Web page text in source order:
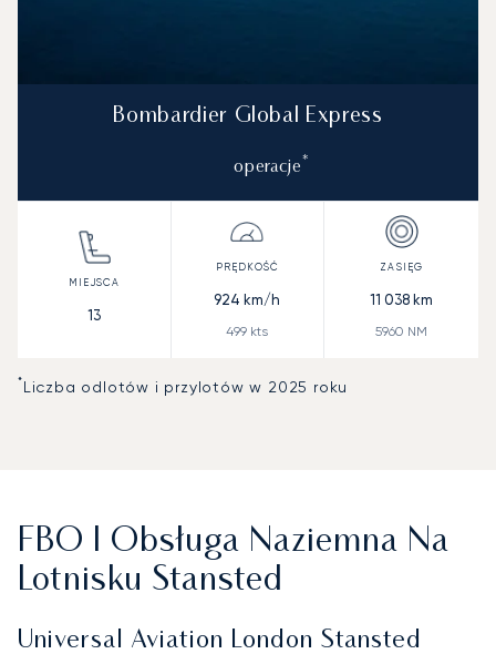
Bombardier Global Express
operacje*
13
924 km/h
499 kts
11 038 km
5960 NM
*Liczba odlotów i przylotów w 2025 roku
FBO I Obsługa Naziemna Na
Lotnisku Stansted
Universal Aviation London Stansted